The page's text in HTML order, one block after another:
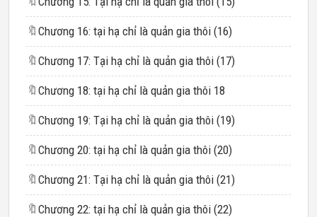
🔖 Chương 16: tại hạ chỉ là quản gia thôi (16)
🔖 Chương 17: Tại hạ chỉ là quản gia thôi (17)​
🔖 Chương 18: tại hạ chỉ là quản gia thôi 18​
🔖 Chương 19: Tại hạ chỉ là quản gia thôi (19)
🔖 Chương 20: tại hạ chỉ là quản gia thôi (20)​
🔖 Chương 21: Tại hạ chỉ là quản gia thôi (21)​
🔖 Chương 22: tại hạ chỉ là quản gia thôi (22)​